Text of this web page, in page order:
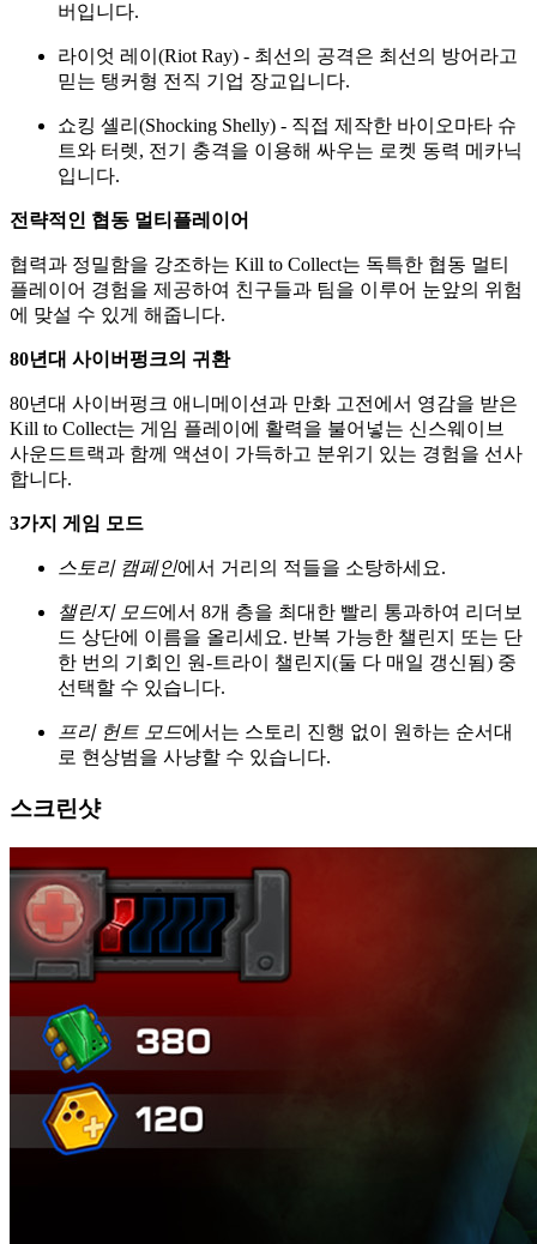
버입니다.
라이엇 레이(Riot Ray) - 최선의 공격은 최선의 방어라고
믿는 탱커형 전직 기업 장교입니다.
쇼킹 셸리(Shocking Shelly) - 직접 제작한 바이오마타 슈
트와 터렛, 전기 충격을 이용해 싸우는 로켓 동력 메카닉
입니다.
전략적인 협동 멀티플레이어
협력과 정밀함을 강조하는 Kill to Collect는 독특한 협동 멀티
플레이어 경험을 제공하여 친구들과 팀을 이루어 눈앞의 위험
에 맞설 수 있게 해줍니다.
80년대 사이버펑크의 귀환
80년대 사이버펑크 애니메이션과 만화 고전에서 영감을 받은
Kill to Collect는 게임 플레이에 활력을 불어넣는 신스웨이브
사운드트랙과 함께 액션이 가득하고 분위기 있는 경험을 선사
합니다.
3가지 게임 모드
스토리 캠페인에서 거리의 적들을 소탕하세요.
챌린지 모드에서 8개 층을 최대한 빨리 통과하여 리더보
드 상단에 이름을 올리세요. 반복 가능한 챌린지 또는 단
한 번의 기회인 원-트라이 챌린지(둘 다 매일 갱신됨) 중
선택할 수 있습니다.
프리 헌트 모드에서는 스토리 진행 없이 원하는 순서대
로 현상범을 사냥할 수 있습니다.
스크린샷